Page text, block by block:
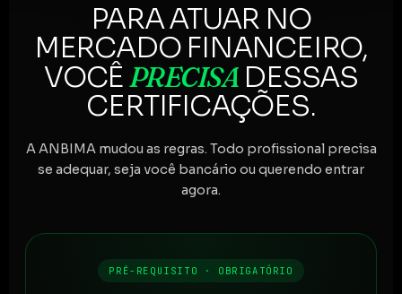
PARA ATUAR NO
MERCADO FINANCEIRO,
VOCÊPRECISADESSAS
CERTIFICAÇÕES.
A ANBIMA mudou as regras. Todo profissional precisa
se adequar, seja você bancário ou querendo entrar
agora.
PRÉ-REQUISITO · OBRIGATÓRIO